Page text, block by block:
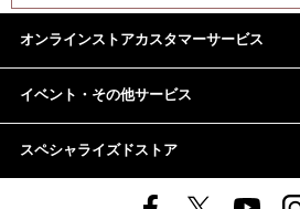
オンラインストアカスタマーサービス
イベント・その他サービス
スペシャライズドストア